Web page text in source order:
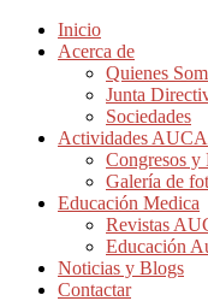
Inicio
Acerca de
Quienes
Junta
Sociedades
Actividades AUCA
Congresos y
Galería de
Educación Medica
Revistas
Educación
Noticias y Blogs
Contactar